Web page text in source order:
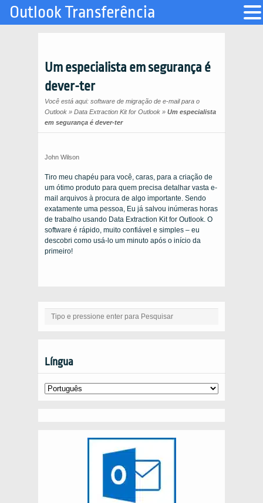
Um especialista em segurança é
dever-ter
Você está aqui: software de migração de e-mail para o
Outlook » Data Extraction Kit for Outlook » Um especialista
em segurança é dever-ter
John Wilson
Tiro meu chapéu para você, caras, para a criação de
um ótimo produto para quem precisa detalhar vasta e-
mail arquivos à procura de algo importante. Sendo
exatamente uma pessoa, Eu já salvou inúmeras horas
de trabalho usando Data Extraction Kit for Outlook. O
software é rápido, muito confiável e simples – eu
descobri como usá-lo um minuto após o início da
primeiro!
Língua
Outlook Transferência